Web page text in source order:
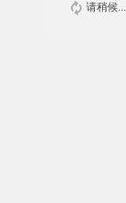
请稍候...